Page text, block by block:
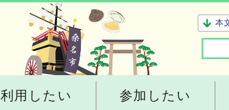
本
利用したい 参加したい